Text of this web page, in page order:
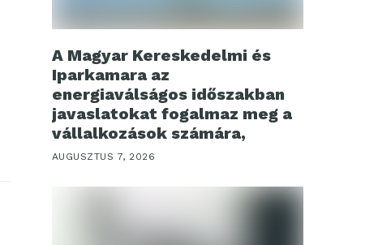
A Magyar Kereskedelmi és
Iparkamara az
energiaválságos időszakban
javaslatokat fogalmaz meg a
vállalkozások számára,
AUGUSZTUS 7, 2026